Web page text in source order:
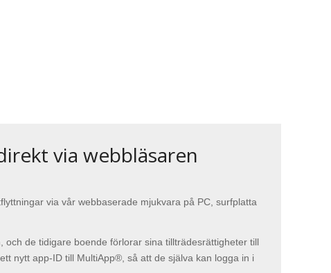
via webbläsaren
via vår webbaserade mjukvara på PC, surfplatta
och de tidigare boende förlorar sina tillträdesrättigheter till
nytt app-ID till MultiApp®, så att de själva kan logga in i